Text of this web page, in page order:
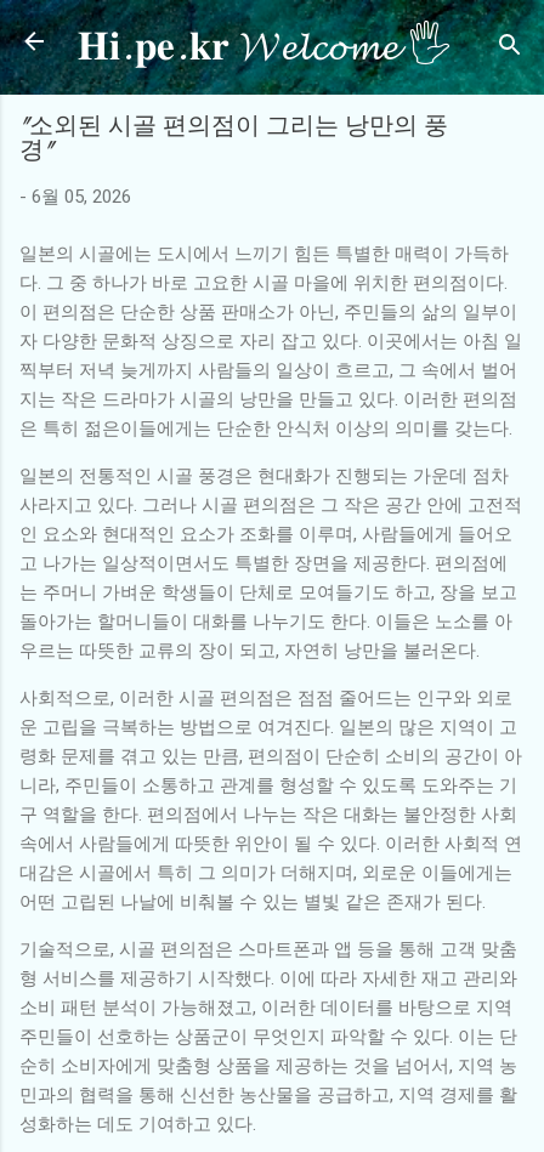
기본 콘텐츠로 건너뛰기
𝐇𝐢.𝐩𝐞.𝐤𝐫 𝓦𝓮𝓵𝓬𝓸𝓶𝓮 🖐
"소외된 시골 편의점이 그리는 낭만의 풍
경"
- 6월 05, 2026
일본의 시골에는 도시에서 느끼기 힘든 특별한 매력이 가득하
다. 그 중 하나가 바로 고요한 시골 마을에 위치한 편의점이다.
이 편의점은 단순한 상품 판매소가 아닌, 주민들의 삶의 일부이
자 다양한 문화적 상징으로 자리 잡고 있다. 이곳에서는 아침 일
찍부터 저녁 늦게까지 사람들의 일상이 흐르고, 그 속에서 벌어
지는 작은 드라마가 시골의 낭만을 만들고 있다. 이러한 편의점
은 특히 젊은이들에게는 단순한 안식처 이상의 의미를 갖는다.
일본의 전통적인 시골 풍경은 현대화가 진행되는 가운데 점차
사라지고 있다. 그러나 시골 편의점은 그 작은 공간 안에 고전적
인 요소와 현대적인 요소가 조화를 이루며, 사람들에게 들어오
고 나가는 일상적이면서도 특별한 장면을 제공한다. 편의점에
는 주머니 가벼운 학생들이 단체로 모여들기도 하고, 장을 보고
돌아가는 할머니들이 대화를 나누기도 한다. 이들은 노소를 아
우르는 따뜻한 교류의 장이 되고, 자연히 낭만을 불러온다.
사회적으로, 이러한 시골 편의점은 점점 줄어드는 인구와 외로
운 고립을 극복하는 방법으로 여겨진다. 일본의 많은 지역이 고
령화 문제를 겪고 있는 만큼, 편의점이 단순히 소비의 공간이 아
니라, 주민들이 소통하고 관계를 형성할 수 있도록 도와주는 기
구 역할을 한다. 편의점에서 나누는 작은 대화는 불안정한 사회
속에서 사람들에게 따뜻한 위안이 될 수 있다. 이러한 사회적 연
대감은 시골에서 특히 그 의미가 더해지며, 외로운 이들에게는
어떤 고립된 나날에 비춰볼 수 있는 별빛 같은 존재가 된다.
기술적으로, 시골 편의점은 스마트폰과 앱 등을 통해 고객 맞춤
형 서비스를 제공하기 시작했다. 이에 따라 자세한 재고 관리와
소비 패턴 분석이 가능해졌고, 이러한 데이터를 바탕으로 지역
주민들이 선호하는 상품군이 무엇인지 파악할 수 있다. 이는 단
순히 소비자에게 맞춤형 상품을 제공하는 것을 넘어서, 지역 농
민과의 협력을 통해 신선한 농산물을 공급하고, 지역 경제를 활
성화하는 데도 기여하고 있다.